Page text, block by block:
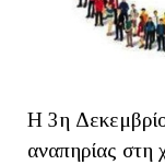
Η 3η
αναπηρίας στη